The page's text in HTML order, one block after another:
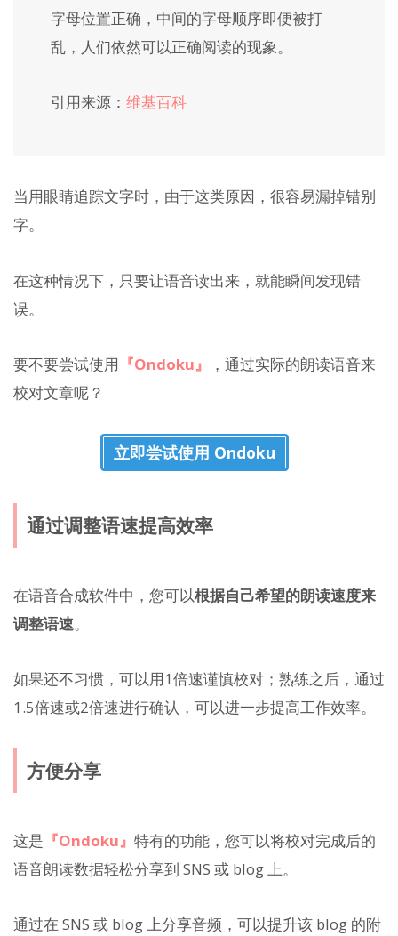
字母位置正确，中间的字母顺序即便被打
乱，人们依然可以正确阅读的现象。
引用来源： 维基百科
当用眼睛追踪文字时，由于这类原因，很容易漏掉错别
字。
在这种情况下，只要让语音读出来，就能瞬间发现错
误。
要不要尝试使用 『Ondoku』
，通过实际的朗读语音来
校对文章呢？
立即尝试使用 Ondoku
通过调整语速提高效率
在语音合成软件中，您可以根据自己希望的朗读速度来
调整语速。
如果还不习惯，可以用1倍速谨慎校对；熟练之后，通过
1.5倍速或2倍速进行确认，可以进一步提高工作效率。
方便分享
这是 『Ondoku』 特有的功能，您可以将校对完成后的
语音朗读数据轻松分享到 SNS 或 blog 上。
通过在 SNS 或 blog 上分享音频，可以提升该 blog 的附